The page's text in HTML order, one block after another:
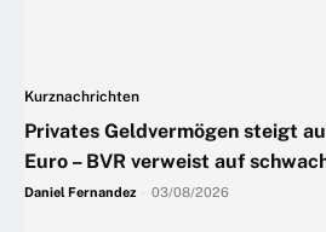
Kurznachrichten
Privates Geldvermögen steigt
Euro – BVR verweist auf
Daniel Fernandez 03/08/2026